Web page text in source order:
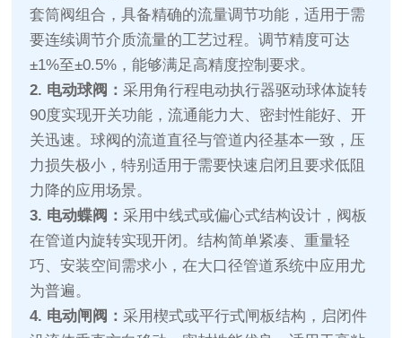
套筒阀组合，具备精确的流量调节功能，适用于需
要连续调节介质流量的工艺过程。调节精度可达
±1%至±0.5%，能够满足高精度控制要求。
2. 电动球阀： 采用角行程电动执行器驱动球体旋转
90度实现开关功能，流通能力大、密封性能好、开
关迅速。球阀的流道直径与管道内径基本一致，压
力损失极小，特别适用于需要快速启闭且要求低阻
力降的应用场景。
3. 电动蝶阀： 采用中线式或偏心式结构设计，阀板
在管道内旋转实现开闭。结构简单紧凑、重量轻
巧、安装空间需求小，在大口径管道系统中应用尤
为普遍。
4. 电动闸阀： 采用楔式或平行式闸板结构，启闭件